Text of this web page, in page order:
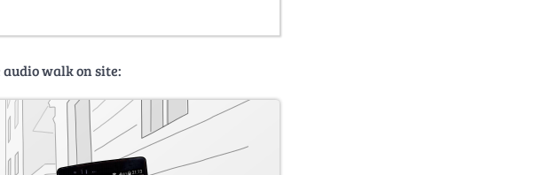
walk on site: